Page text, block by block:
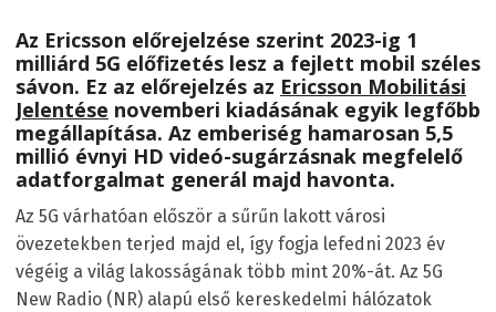
Az Ericsson előrejelzése szerint 2023-ig 1
milliárd 5G előfizetés lesz a fejlett mobil széles
sávon. Ez az előrejelzés az Ericsson Mobilitási
Jelentése novemberi kiadásának egyik legfőbb
megállapítása. Az emberiség hamarosan 5,5
millió évnyi HD videó-sugárzásnak megfelelő
adatforgalmat generál majd havonta.
Az 5G várhatóan először a sűrűn lakott városi
övezetekben terjed majd el, így fogja lefedni 2023 év
végéig a világ lakosságának több mint 20%-át. Az 5G
New Radio (NR) alapú első kereskedelmi hálózatok